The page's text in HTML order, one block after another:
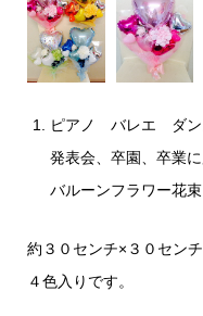
ピアノ バレエ ダン
発表会、卒園、卒業
バルーンフラワー花
約３０センチ×３０センチ
４色入りです。